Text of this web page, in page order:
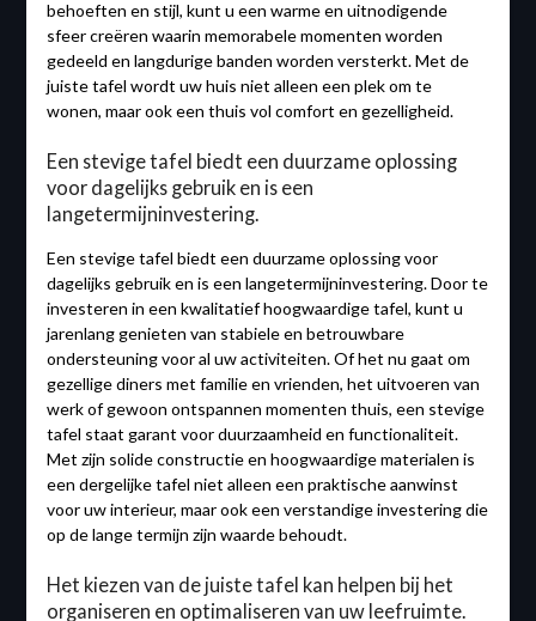
behoeften en stijl, kunt u een warme en uitnodigende
sfeer creëren waarin memorabele momenten worden
gedeeld en langdurige banden worden versterkt. Met de
juiste tafel wordt uw huis niet alleen een plek om te
wonen, maar ook een thuis vol comfort en gezelligheid.
Een stevige tafel biedt een duurzame oplossing
voor dagelijks gebruik en is een
langetermijninvestering.
Een stevige tafel biedt een duurzame oplossing voor
dagelijks gebruik en is een langetermijninvestering. Door te
investeren in een kwalitatief hoogwaardige tafel, kunt u
jarenlang genieten van stabiele en betrouwbare
ondersteuning voor al uw activiteiten. Of het nu gaat om
gezellige diners met familie en vrienden, het uitvoeren van
werk of gewoon ontspannen momenten thuis, een stevige
tafel staat garant voor duurzaamheid en functionaliteit.
Met zijn solide constructie en hoogwaardige materialen is
een dergelijke tafel niet alleen een praktische aanwinst
voor uw interieur, maar ook een verstandige investering die
op de lange termijn zijn waarde behoudt.
Het kiezen van de juiste tafel kan helpen bij het
organiseren en optimaliseren van uw leefruimte.